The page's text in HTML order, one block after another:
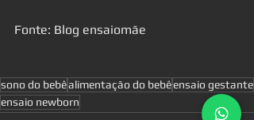
Fonte: Blog ensaiomãe
sono do bebêalimentação do bebêensaio gestante
ensaio newborn